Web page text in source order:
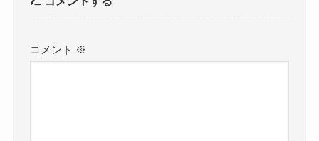
コメント ※